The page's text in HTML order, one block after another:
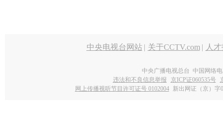
中央电视台网站 | 关于CCTV.com | 人
中央广播电视总台 中国网络
违法和不良信息举报
京ICP证060535号
网上传播视听节目许可证号 0102004 新出网证（京）